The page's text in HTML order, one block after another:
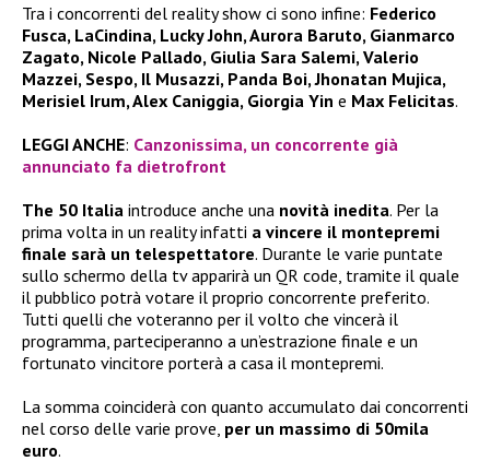
Tra i concorrenti del reality show ci sono infine: Federico
Fusca, LaCindina, Lucky John, Aurora Baruto, Gianmarco
Zagato, Nicole Pallado, Giulia Sara Salemi, Valerio
Mazzei, Sespo, Il Musazzi, Panda Boi, Jhonatan Mujica,
Merisiel Irum, Alex Caniggia, Giorgia Yin e Max Felicitas.
LEGGI ANCHE: Canzonissima, un concorrente già
annunciato fa dietrofront
The 50 Italia introduce anche una novità inedita. Per la
prima volta in un reality infatti a vincere il montepremi
finale sarà un telespettatore. Durante le varie puntate
sullo schermo della tv apparirà un QR code, tramite il quale
il pubblico potrà votare il proprio concorrente preferito.
Tutti quelli che voteranno per il volto che vincerà il
programma, parteciperanno a un’estrazione finale e un
fortunato vincitore porterà a casa il montepremi.
La somma coinciderà con quanto accumulato dai concorrenti
nel corso delle varie prove, per un massimo di 50mila
euro.